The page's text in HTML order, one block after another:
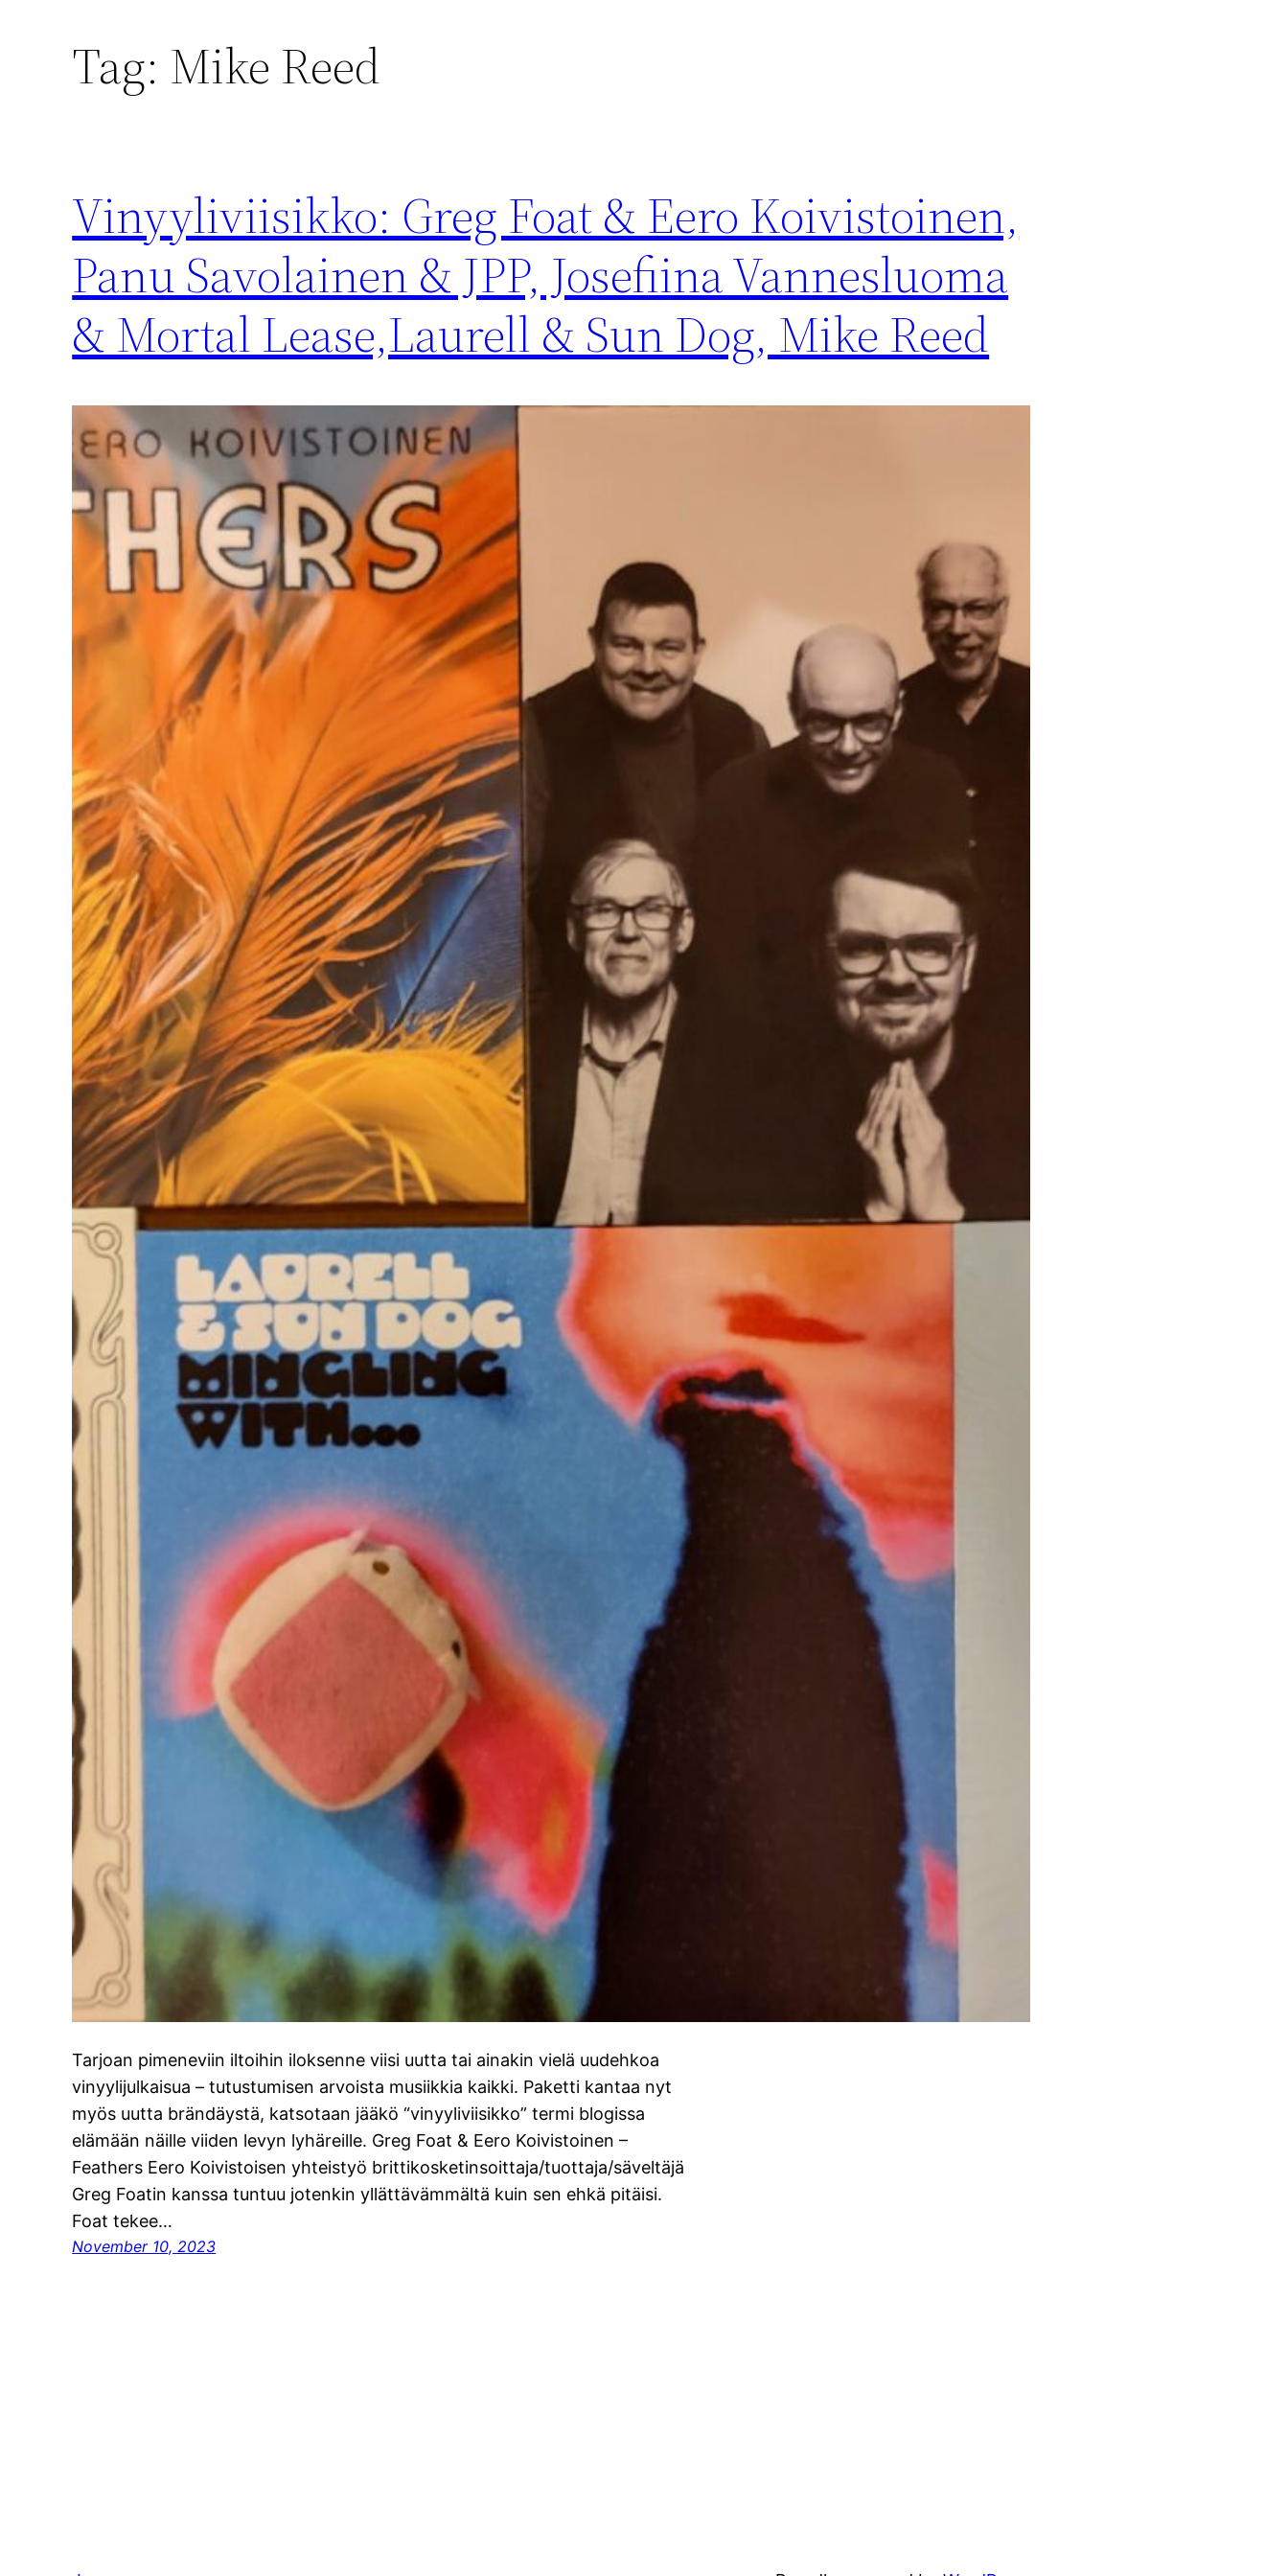
Tag: Mike Reed
Vinyyliviisikko: Greg Foat & Eero Koivistoinen,
Panu Savolainen & JPP, Josefiina Vannesluoma
& Mortal Lease,Laurell & Sun Dog, Mike Reed
Tarjoan pimeneviin iltoihin iloksenne viisi uutta tai ainakin vielä uudehkoa
vinyylijulkaisua – tutustumisen arvoista musiikkia kaikki. Paketti kantaa nyt
myös uutta brändäystä, katsotaan jääkö “vinyyliviisikko” termi blogissa
elämään näille viiden levyn lyhäreille. Greg Foat & Eero Koivistoinen –
Feathers Eero Koivistoisen yhteistyö brittikosketinsoittaja/tuottaja/säveltäjä
Greg Foatin kanssa tuntuu jotenkin yllättävämmältä kuin sen ehkä pitäisi.
Foat tekee…
November 10, 2023